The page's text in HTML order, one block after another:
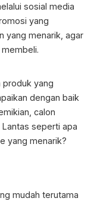
sosial media
yang
yang menarik, agar
produk yang
dengan baik
calon
seperti apa
yang menarik?
mudah terutama